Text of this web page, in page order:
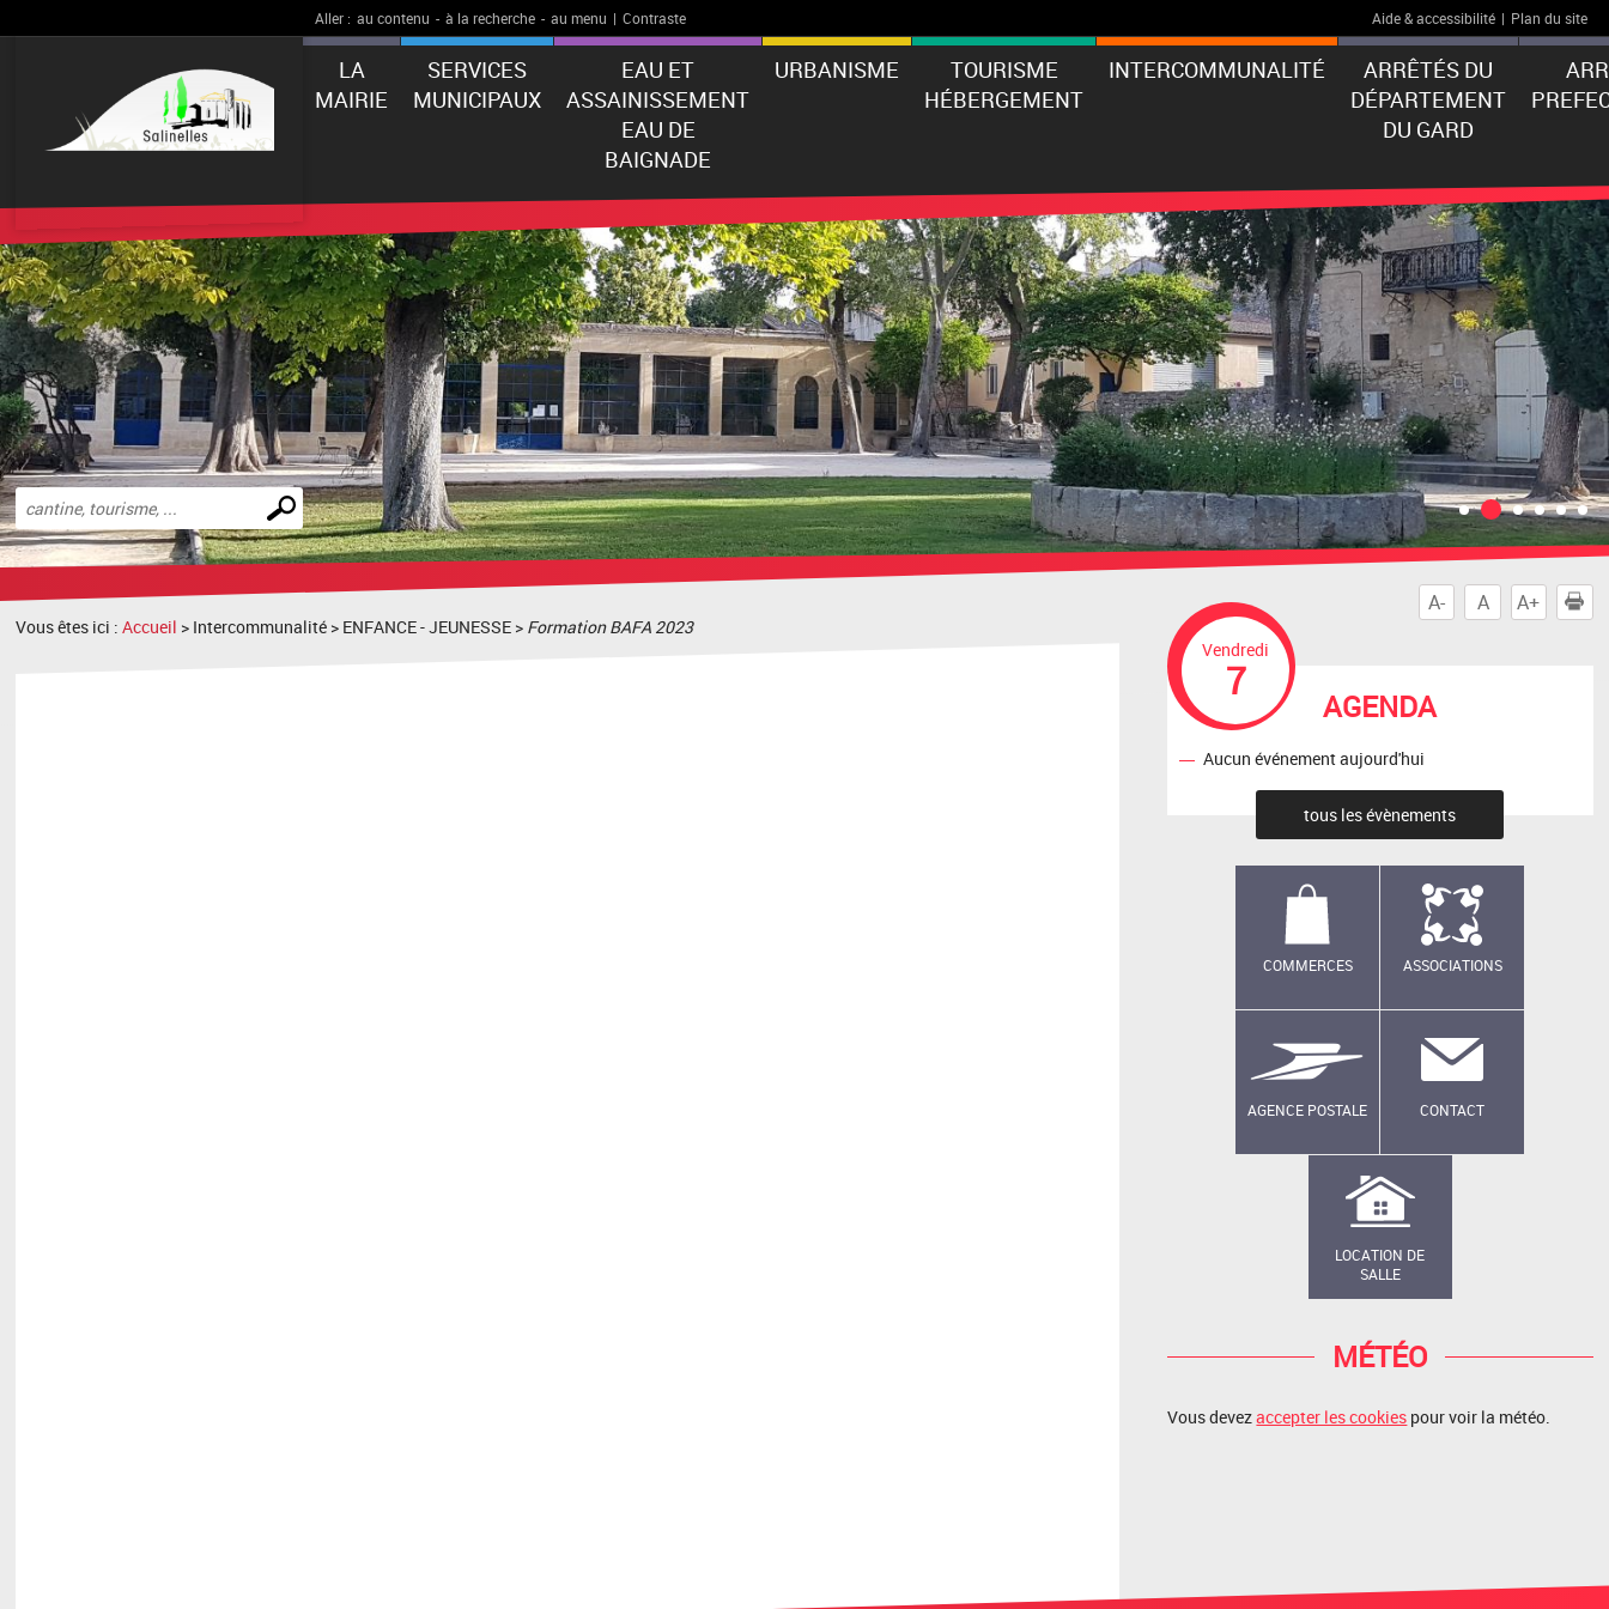
Aller : au contenu - à la recherche - au menu | Contraste Aide & accessibilité | Plan du site
LA
MAIRIE
SERVICES
MUNICIPAUX
EAU ET
ASSAINISSEMENT
EAU DE
BAIGNADE
URBANISME
TOURISME
HÉBERGEMENT
INTERCOMMUNALITÉ
ARRÊTÉS DU
DÉPARTEMENT
DU GARD
Effectuer
une
recherche
A- A A+
Vous êtes ici :Accueil > Intercommunalité > ENFANCE - JEUNESSE > Formation BAFA 2023
AGENDA
Vendredi
7
Aucun événement aujourd'hui
tous les évènements
COMMERCES ASSOCIATIONS
AGENCE POSTALE CONTACT
LOCATION DE
SALLE
MÉTÉO
Vous devezaccepter les cookies pour voir la météo.